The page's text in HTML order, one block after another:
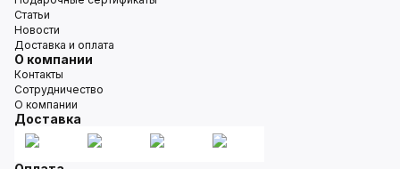
Статьи
Новости
Доставка и оплата
О компании
Контакты
Сотрудничество
О компании
Доставка